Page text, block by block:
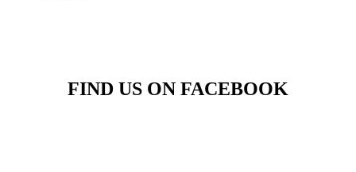
FIND US ON FACEBOOK